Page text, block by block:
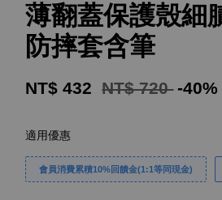
薄翻蓋保護殼細
防摔套含筆
NT$ 432 NT$ 720 -40%
適用優惠
會員消費累積10%回饋金(1:1等同現金)